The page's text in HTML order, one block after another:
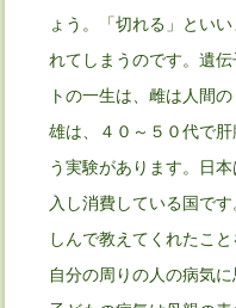
ょう。「切れる」とい
れてしまうのです。遺
トの一生は、雌は人間
雄は、４０～５０代で
う実験があります。日
入し消費している国で
しんで教えてくれたこ
自分の周りの人の病気